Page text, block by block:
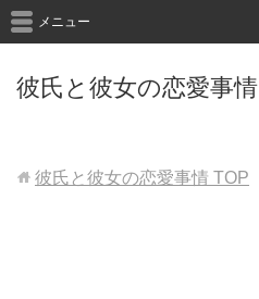
彼氏と彼女の恋愛事情
メニュー
彼氏と彼女の恋愛事情 TOP